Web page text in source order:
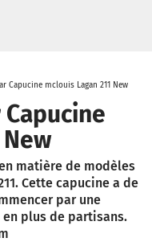
Capucine mclouis Lagan 211 New
matière de modèles
Cette capucine a de
par une
plus de partisans.